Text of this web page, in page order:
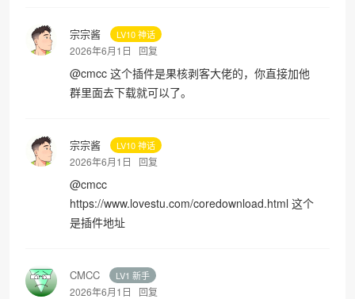
宗宗酱 LV10 神话
2026年6月1日 回复
@cmcc 这个插件是果核剥客大佬的，你直接加他
群里面去下载就可以了。
宗宗酱 LV10 神话
2026年6月1日 回复
@cmcc
https://www.lovestu.com/coredownload.html 这个
是插件地址
CMCC LV1 新手
2026年6月1日 回复